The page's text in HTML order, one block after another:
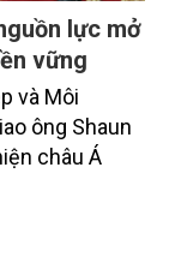
lực mở
vững
và Môi
ông Shaun
châu Á